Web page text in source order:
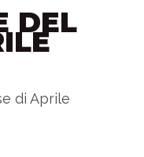
DEL
di Aprile